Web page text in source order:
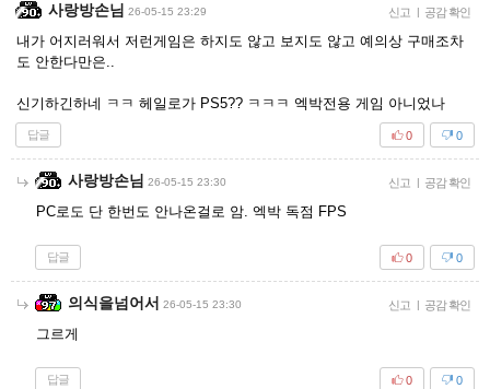
사랑방손님 26-05-15 23:29 신고 | 공감 확인
내가 어지러워서 저런게임은 하지도 않고 보지도 않고 예의상 구매조차
도 안한다만은..
신기하긴하네 ㅋㅋ 헤일로가 PS5?? ㅋㅋㅋ 엑박전용 게임 아니었나
답글 0
0
사랑방손님 26-05-15 23:30 신고 | 공감 확인
PC로도 단 한번도 안나온걸로 암. 엑박 독점 FPS
답글 0
0
의식을넘어서 26-05-15 23:30 신고 | 공감 확인
그르게
답글 0
0